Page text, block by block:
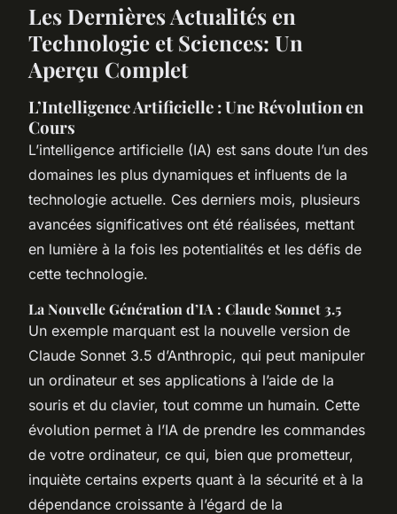
Les Dernières Actualités en
Technologie et Sciences: Un
Aperçu Complet
L’Intelligence Artificielle : Une Révolution en
Cours
L’intelligence artificielle (IA) est sans doute l’un des
domaines les plus dynamiques et influents de la
technologie actuelle. Ces derniers mois, plusieurs
avancées significatives ont été réalisées, mettant
en lumière à la fois les potentialités et les défis de
cette technologie.
La Nouvelle Génération d’IA : Claude Sonnet 3.5
Un exemple marquant est la nouvelle version de
Claude Sonnet 3.5 d’Anthropic, qui peut manipuler
un ordinateur et ses applications à l’aide de la
souris et du clavier, tout comme un humain. Cette
évolution permet à l’IA de prendre les commandes
de votre ordinateur, ce qui, bien que prometteur,
inquiète certains experts quant à la sécurité et à la
dépendance croissante à l’égard de la